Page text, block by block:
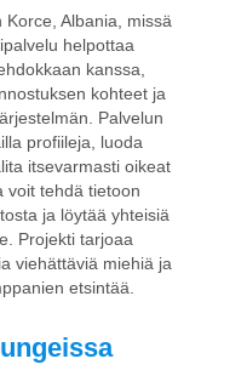
Albania, missä
helpottaa
kanssa,
kohteet ja
Palvelun
profiileja, luoda
itsevarmasti oikeat
voit tehdä tietoon
ja löytää yhteisiä
Projekti tarjoaa
viehättäviä miehiä ja
etsintää.